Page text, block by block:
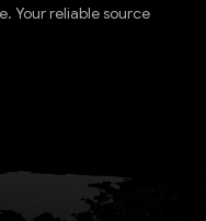
Your reliable source